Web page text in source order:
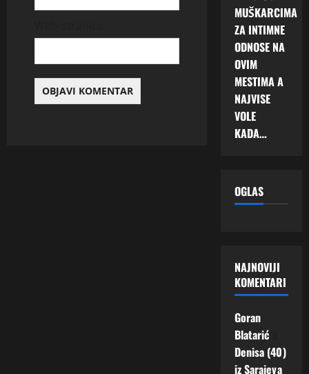
MUŠKARCIMA
ZA INTIMNE
ODNOSE NA
OVIM
MESTIMA A
NAJVISE
VOLE
KADA…
OGLAS
NAJNOVIJI
KOMENTARI
Goran
Blatarić
Denisa (40)
iz Sarajeva